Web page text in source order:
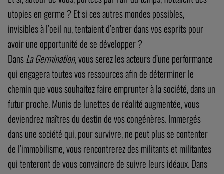
utopies en germe ? Et si ces autres mondes possibles,
invisibles à l’oeil nu, tentaient d’entrer dans vos esprits pour
avoir une opportunité de se développer ?
DansLa Germination,vous serez les acteurs d’une performance
qui engagera toutes vos ressources afin de déterminer le
chemin que vous souhaitez faire emprunter à la société, dans un
futur proche. Munis de lunettes de réalité augmentée, vous
deviendrez maîtres du destin de vos congénères. Immergés
dans une société qui, pour survivre, ne peut plus se contenter
de l’immobilisme, vous rencontrerez des militants et militantes
qui tenteront de vous convaincre de suivre leurs idéaux. Dans